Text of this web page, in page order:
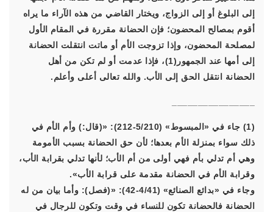
إلى البلوغ أو إلى الزواج، ويختار القاضي من هذه الآراء ما يراه
أقوم بمصالح المحضون؛ فإن الحضانة مقررة في المقام الأول
لمصلحة المحضون، وإذا تزوجت الأم أو ماتت انتقلت الحضانة
إلى أمها عند الجمهور(1)، فإذا عدمت أو لم تكن من أهل
الحضانة انتقل الحق إلى الأب. والله تعالى أعلى وأعلم.
(1) جاء في «المبسوط» (5/210-212): «(قال:) وأم الأم في
ذلك سواء بمنزلة الأم بعدها؛ لأن حق الحضانة بسبب الأمومة
وهي أم تدلي بأم فهي أولى من أم الأب؛ لأنها تدلي بقرابة الأب،
وقرابة الأم في الحضانة مقدمة على قرابة الأب».
وجاء في «بدائع الصنائع» (4/41-42): «(فصل): وأما بيان من له
الحضانة فالحضانة تكون للنساء في وقت وتكون للرجال في